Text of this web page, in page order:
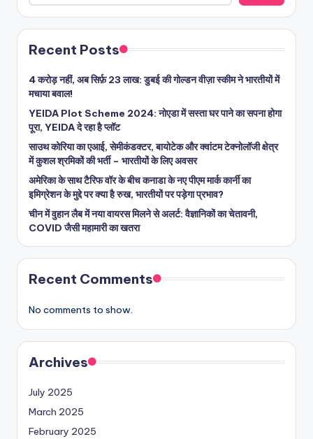
Recent Posts
4 करोड़ नहीं, अब सिर्फ़ 23 लाख: डुबई की गोल्डन वीज़ा स्कीम ने भारतीयों में
मचाया बवाल!
YEIDA Plot Scheme 2024: नोएडा में सस्ता घर पाने का सपना होगा
पूरा, YEIDA दे रहा है प्लॉट
साउथ कोरिया का एआई, सेमीकंडक्टर, बायोटेक और क्वांटम टेक्नोलॉजी क्षेत्र
में कुशल श्रमिकों की भर्ती – भारतीयों के लिए अवसर
अमेरिका के साथ टैरिफ वॉर के बीच कनाडा के नए पीएम मार्क कार्नी का
इमिग्रेशन के मुद्दे पर क्या है रुख, भारतीयों पर पड़ेगा प्रभाव?
चीन में वुहान लैब में नया वायरस मिलने से अलर्ट: वैज्ञानिकों का चेतावनी,
COVID जैसी महामारी का खतरा
Recent Comments
No comments to show.
Archives
July 2025
March 2025
February 2025